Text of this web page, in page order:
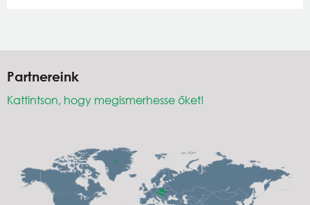
Partnereink
Kattintson, hogy megismerhesse őket!